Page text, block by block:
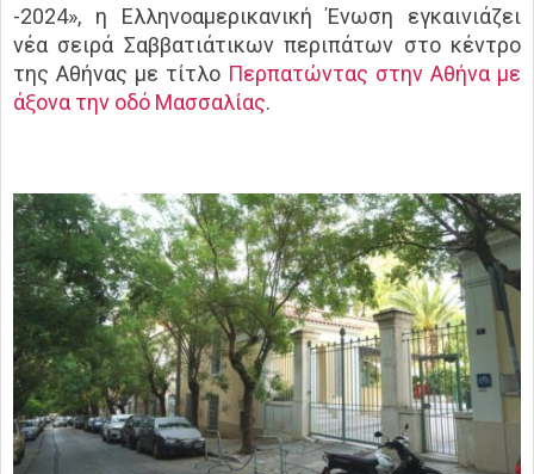
-2024», η Ελληνοαμερικανική Ένωση εγκαινιάζει
νέα σειρά Σαββατιάτικων περιπάτων στο κέντρο
της Αθήνας με τίτλο Περπατώντας στην Αθήνα με
άξονα την οδό Μασσαλίας.